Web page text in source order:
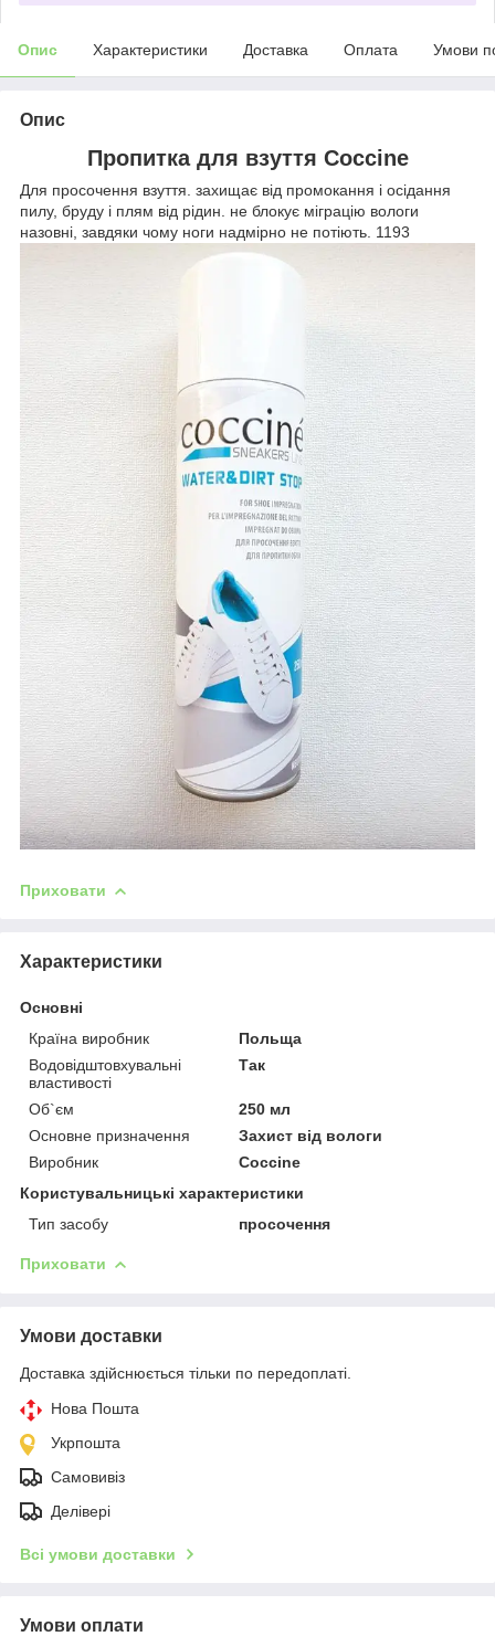
Опис Характеристики Доставка Оплата Умови
Опис
Пропитка для взуття Coccine
Для просочення взуття. захищає від промокання і осідання
пилу, бруду і плям від рідин. не блокує міграцію вологи
назовні, завдяки чому ноги надмірно не потіють. 1193
Приховати
Характеристики
Основні
Країна виробник
Польща
Водовідштовхувальні
властивості
Так
Об`єм
250 мл
Основне призначення
Захист від вологи
Виробник
Coccine
Користувальницькі характеристики
Тип засобу
просочення
Приховати
Умови доставки
Доставка здійснюється тільки по передоплаті.
Нова Пошта
Укрпошта
Самовивіз
Делівері
Всі умови доставки
Умови оплати